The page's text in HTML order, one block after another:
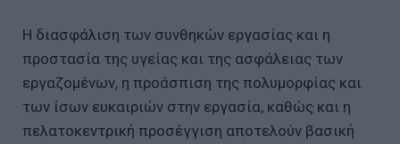
Η διασφάλιση των συνθηκών εργασίας και η
προστασία της υγείας και της ασφάλειας των
εργαζομένων, η προάσπιση της πολυμορφίας και
των ίσων ευκαιριών στην εργασία, καθώς και η
πελατοκεντρική προσέγγιση αποτελούν βασική